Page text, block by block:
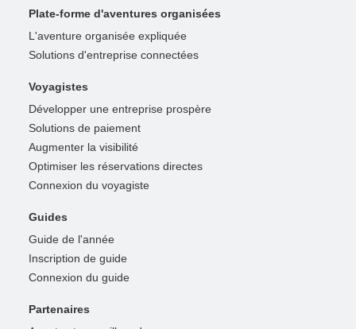
Plate-forme d'aventures organisées
L'aventure organisée expliquée
Solutions d'entreprise connectées
Voyagistes
Développer une entreprise prospère
Solutions de paiement
Augmenter la visibilité
Optimiser les réservations directes
Connexion du voyagiste
Guides
Guide de l'année
Inscription de guide
Connexion du guide
Partenaires